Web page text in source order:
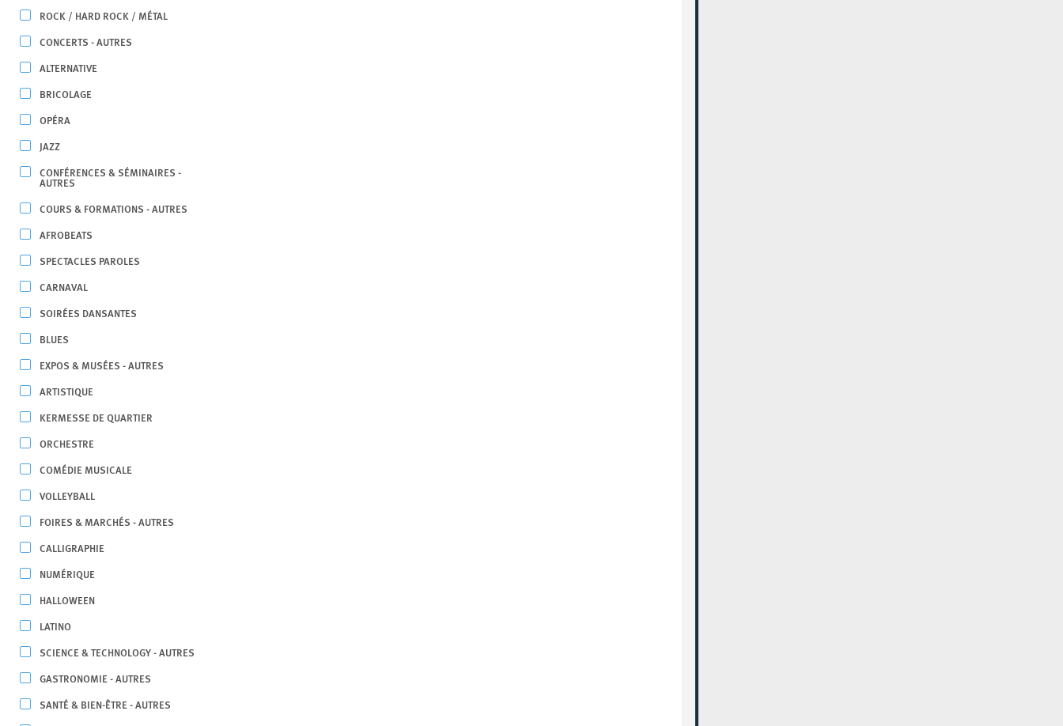
ROCK / HARD ROCK / MÉTAL
CONCERTS - AUTRES
ALTERNATIVE
BRICOLAGE
OPÉRA
JAZZ
CONFÉRENCES & SÉMINAIRES -
AUTRES
COURS & FORMATIONS - AUTRES
AFROBEATS
SPECTACLES PAROLES
CARNAVAL
SOIRÉES DANSANTES
BLUES
EXPOS & MUSÉES - AUTRES
ARTISTIQUE
KERMESSE DE QUARTIER
ORCHESTRE
COMÉDIE MUSICALE
VOLLEYBALL
FOIRES & MARCHÉS - AUTRES
CALLIGRAPHIE
NUMÉRIQUE
HALLOWEEN
LATINO
SCIENCE & TECHNOLOGY - AUTRES
GASTRONOMIE - AUTRES
SANTÉ & BIEN-ÊTRE - AUTRES